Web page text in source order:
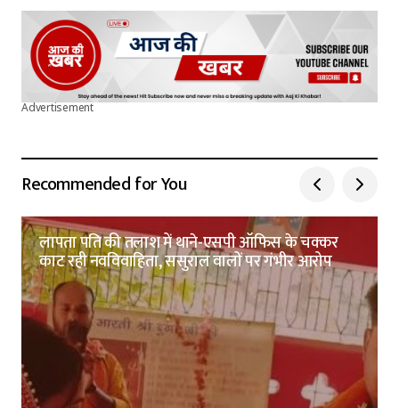
Advertisement
Recommended for You
लापता पति की तलाश में थाने-एसपी ऑफिस के चक्कर
काट रही नवविवाहिता, ससुराल वालों पर गंभीर आरोप